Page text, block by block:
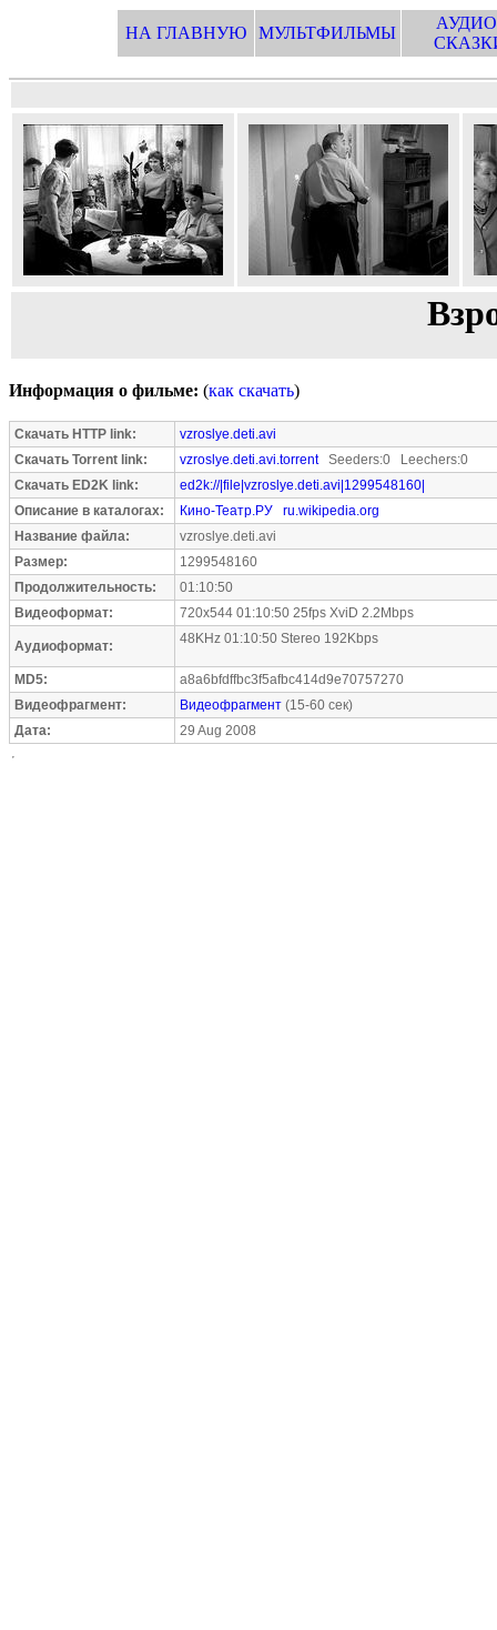
НА ГЛАВНУЮ МУЛЬТФИЛЬМЫ
Информация о фильме: (как скачать)
Скачать HTTP link:
vzroslye.deti.avi
Скачать Torrent link:
vzroslye.deti.avi.torrentSeeders:0 Leechers:0
Скачать ED2K link:
ed2k://|file|vzroslye.deti.avi|1299548160|
Описание в каталогах:
Кино-Театр.РУ
ru.wikipedia.org
Название файла:
vzroslye.deti.avi
Размер:
1299548160
Продолжительность:
01:10:50
Видеоформат:
720x544 01:10:50 25fps XviD 2.2Mbps
Аудиоформат: 48KHz 01:10:50 Stereo 192Kbps
MD5:
a8a6bfdffbc3f5afbc414d9e70757270
Видеофрагмент:
Видеофрагмент (15-60 сек)
Дата:
29 Aug 2008